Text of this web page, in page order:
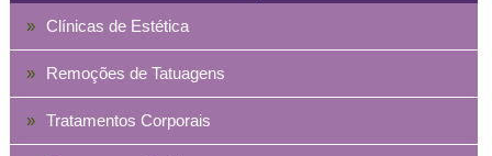
Clínicas de Estética
Remoções de Tatuagens
Tratamentos Corporais